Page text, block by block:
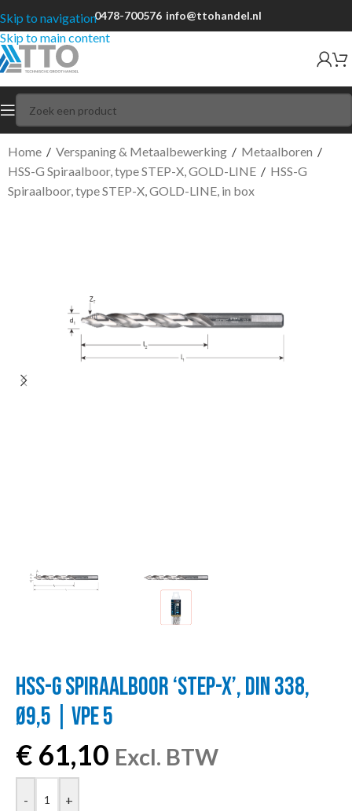
Skip to navigation
Skip to main content
0478-700576 info@ttohandel.nl
Home / Verspaning & Metaalbewerking / Metaalboren /
HSS-G Spiraalboor, type STEP-X, GOLD-LINE / HSS-G
Spiraalboor, type STEP-X, GOLD-LINE, in box
HSS-G SPIRAALBOOR ‘STEP-X’, DIN 338,
Ø9,5 | VPE 5
€ 61,10 Excl. BTW
- +